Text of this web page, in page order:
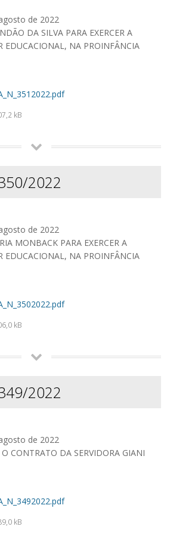
de 2022
DA SILVA PARA EXERCER A
EDUCACIONAL, NA PROINFÂNCIA
kB
2022
de 2022
MONBACK PARA EXERCER A
EDUCACIONAL, NA PROINFÂNCIA
kB
2022
de 2022
CONTRATO DA SERVIDORA GIANI
kB